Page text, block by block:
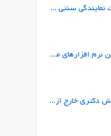
تفاوت نمایندگی سنتی بیمه با نمایندگی ازکی (ازکی‌سلر) در چیست؟
بهترین نرم افزارهای معماری برای طراحی و ارائه پروژه
پذیرش دکتری خارج از کشور |راهنمای جامع شرایط، زبان، بورسیه